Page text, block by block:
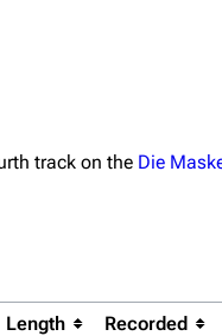
track on the Die
Length Recorded